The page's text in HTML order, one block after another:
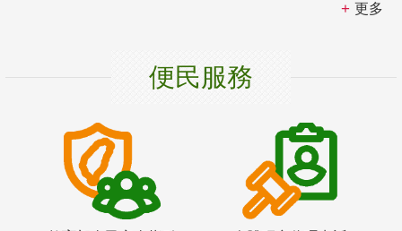
更多
便民服務